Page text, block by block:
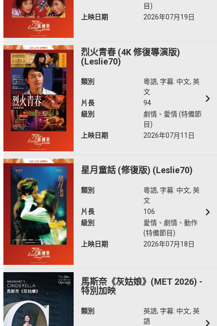
目)
上映日期
2026年07月19日
烈火青春 (4K 修復導演版)
(Leslie70)
類別
粵語, 字幕: 中文, 英
文
片長
94
級別
劇情、愛情 (特備節
目)
上映日期
2026年07月11日
星月童話 (修復版) (Leslie70)
類別
粵語, 字幕: 中文, 英
文
片長
106
級別
愛情、劇情、動作
(特備節目)
上映日期
2026年07月18日
馬斯奈《灰姑娘》(MET 2026) -
特別加映
類別
英語, 字幕: 中文, 英
語